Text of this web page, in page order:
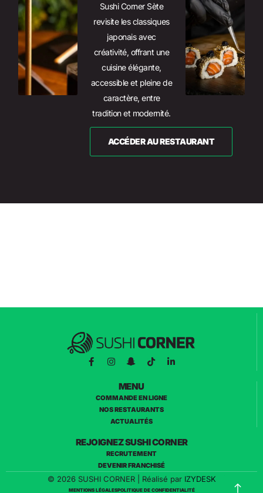
Sushi Corner Sète
revisite les classiques
japonais avec
créativité, offrant une
cuisine élégante,
accessible et pleine de
caractère, entre
tradition et modernité.
ACCÉDER AU RESTAURANT
MENU
COMMANDE EN LIGNE
NOS RESTAURANTS
ACTUALITÉS
REJOIGNEZ SUSHI CORNER
RECRUTEMENT
DEVENIR FRANCHISÉ
© 2026 SUSHI CORNER | Réalisé par IZYDESK
MENTIONS LÉGALESPOLITIQUE DE CONFIDENTIALITÉ